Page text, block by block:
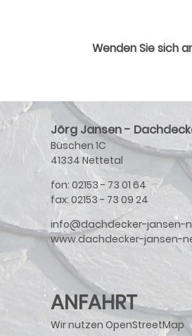
Wenden Sie sich
Jörg Jansen -
Büschen 1C
41334 Nettetal
fon: 02153 - 73 01 64
fax: 02153 - 73 09 24
info@dachdecker-jansen-
www.dachdecker-jansen-
ANFAHRT
Wir nutzen OpenStreetMap